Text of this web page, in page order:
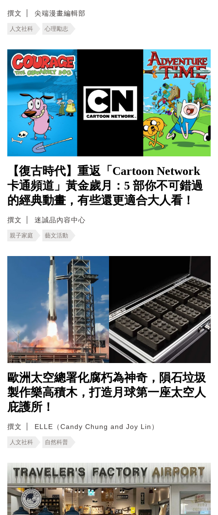
撰文 尖端漫畫編輯部
人文社科 心理勵志
【復古時代】重返「Cartoon Network
卡通頻道」黃金歲月：5 部你不可錯過
的經典動畫，有些還更適合大人看！
撰文 迷誠品內容中心
親子家庭 藝文活動
歐洲太空總署化腐朽為神奇，隕石垃圾
製作樂高積木，打造月球第一座太空人
庇護所！
撰文 ELLE（Candy Chung and Joy Lin）
人文社科 自然科普